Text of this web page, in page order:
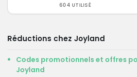
604 UTILISÉ
Réductions chez Joyland
Codes promotionnels et offres
Joyland